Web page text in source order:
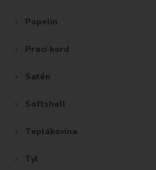
Popelín
Prací kord
Satén
Softshell
Teplákovina
Tyl